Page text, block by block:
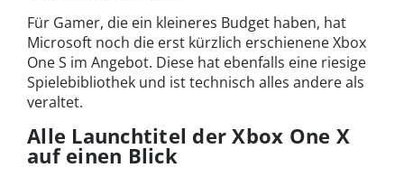
Für Gamer, die ein kleineres Budget haben, hat
Microsoft noch die erst kürzlich erschienene Xbox
One S im Angebot. Diese hat ebenfalls eine riesige
Spielebibliothek und ist technisch alles andere als
veraltet.
Alle Launchtitel der Xbox One X
auf einen Blick